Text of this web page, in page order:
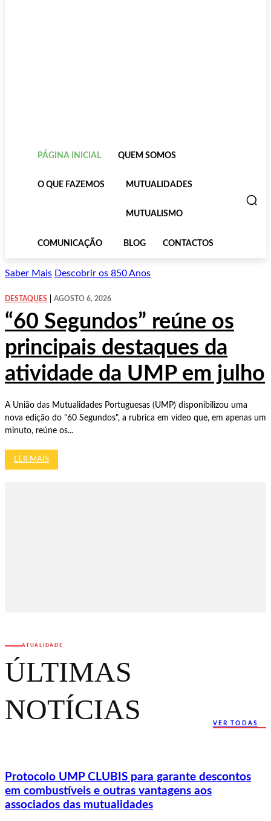
PÁGINA INICIAL QUEM SOMOS
O QUE FAZEMOS MUTUALIDADES
MUTUALISMO
COMUNICAÇÃO BLOG CONTACTOS
Saber Mais Descobrir os 850 Anos
DESTAQUES AGOSTO 6, 2026
“60 Segundos” reúne os
principais destaques da
atividade da UMP em julho
A União das Mutualidades Portuguesas (UMP) disponibilizou uma
nova edição do "60 Segundos", a rubrica em vídeo que, em apenas um
minuto, reúne os...
LER MAIS
ATUALIDADE
ÚLTIMAS
NOTÍCIAS
VER TODAS
Protocolo UMP CLUBIS para garante descontos
em combustíveis e outras vantagens aos
associados das mutualidades